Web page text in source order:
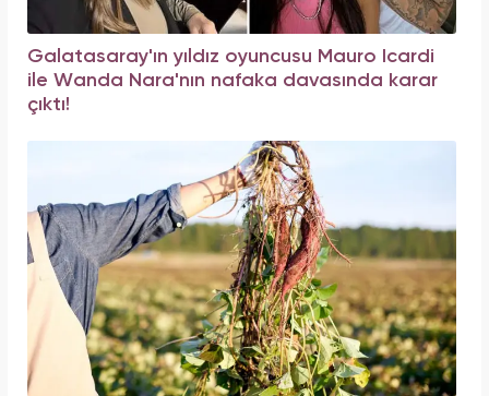
Galatasaray'ın yıldız oyuncusu Mauro Icardi
ile Wanda Nara'nın nafaka davasında karar
çıktı!